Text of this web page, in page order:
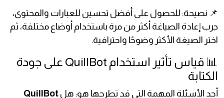
📌 نصيحة: للحصول على أفضل تحسين للعبارات والمحتوى،
جرب إعادة الصياغة أكثر من مرة باستخدام أوضاع مختلفة، ثم
اختر الصيغة الأكثر وضوحًا واحترافية.
📊 قياس تأثير استخدام QuillBot على جودة
الكتابة
أحد الأسئلة المهمة التي قد تطرحها هو: هل QuillBot